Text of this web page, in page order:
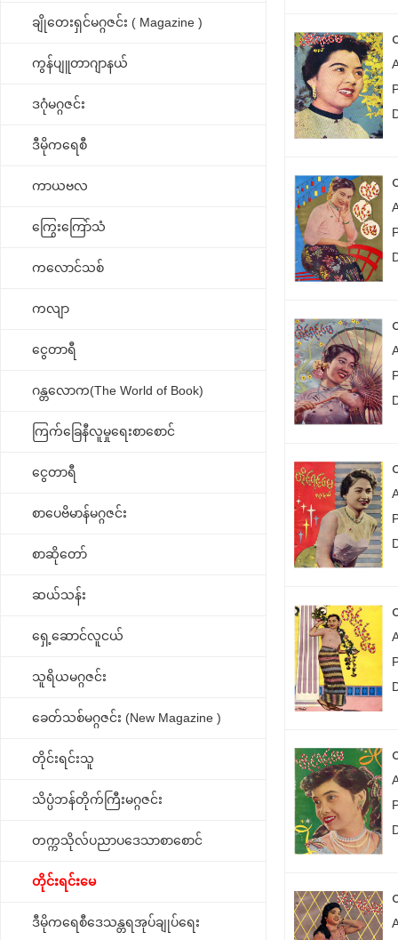
ချိုတေးရှင်မဂ္ဂဇင်း ( Magazine )
ကွန်ပျူတာဂျာနယ်
ဒဂုံမဂ္ဂဇင်း
ဒီမိုကရေစီ
ကာယဗလ
ကြွေးကြော်သံ
ကလောင်သစ်
ကလျာ
ငွေတာရီ
ဂန္တလောက(The World of Book)
ကြက်ခြေနီလူမှုရေးစာစောင်
ငွေတာရီ
စာပေဗိမာန်မဂ္ဂဇင်း
စာဆိုတော်
ဆယ်သန်း
ရှေ့ဆောင်လူငယ်
သူရိယမဂ္ဂဇင်း
ခေတ်သစ်မဂ္ဂဇင်း (New Magazine )
တိုင်းရင်းသူ
သိပ္ပံဘန်တိုက်ကြီးမဂ္ဂဇင်း
တက္ကသိုလ်ပညာပဒေသာစာစောင်
တိုင်းရင်းမေ
ဒီမိုကရေစီဒေသန္တရအုပ်ချုပ်ရေး